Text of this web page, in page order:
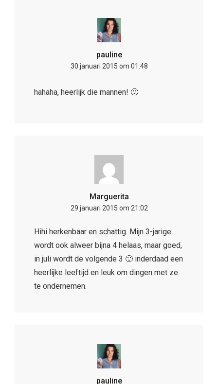
pauline
30 januari 2015 om 01:48
hahaha, heerlijk die mannen! 🙂
Marguerita
29 januari 2015 om 21:02
Hihi herkenbaar en schattig. Mijn 3-jarige
wordt ook alweer bijna 4 helaas, maar goed,
in juli wordt de volgende 3 🙂 inderdaad een
heerlijke leeftijd en leuk om dingen met ze
te ondernemen.
pauline